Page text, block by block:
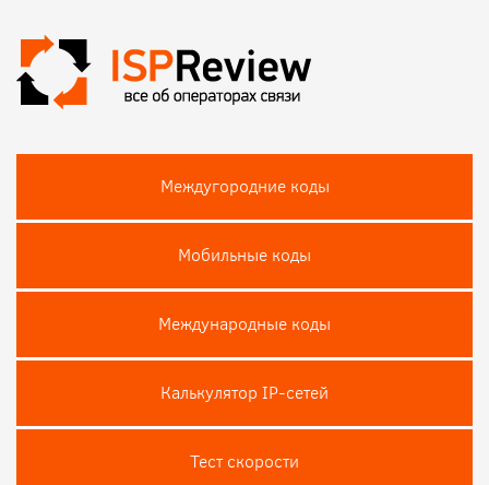
Междугородние коды
Мобильные коды
Международные коды
Калькулятор IP-сетей
Тест скороcти